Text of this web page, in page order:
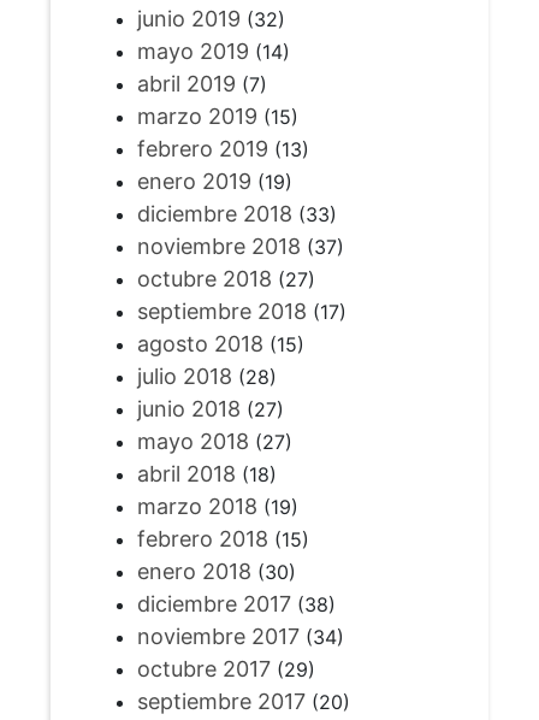
junio 2019 (32)
mayo 2019 (14)
abril 2019 (7)
marzo 2019 (15)
febrero 2019 (13)
enero 2019 (19)
diciembre 2018 (33)
noviembre 2018 (37)
octubre 2018 (27)
septiembre 2018 (17)
agosto 2018 (15)
julio 2018 (28)
junio 2018 (27)
mayo 2018 (27)
abril 2018 (18)
marzo 2018 (19)
febrero 2018 (15)
enero 2018 (30)
diciembre 2017(38)
noviembre 2017(34)
octubre 2017(29)
septiembre 2017(20)